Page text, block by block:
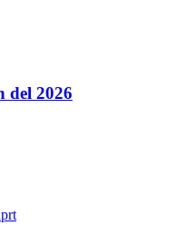
del 2026